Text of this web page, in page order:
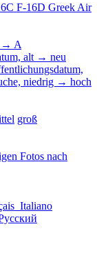
F-16D Greek Air
→ A
alt → neu
niedrig → hoch
groß
Fotos nach
Italiano